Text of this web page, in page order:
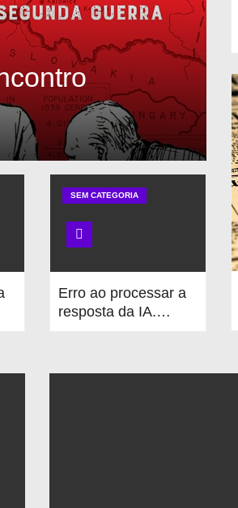
SEM CATEGORIA
Erro ao processar a
resposta da IA.